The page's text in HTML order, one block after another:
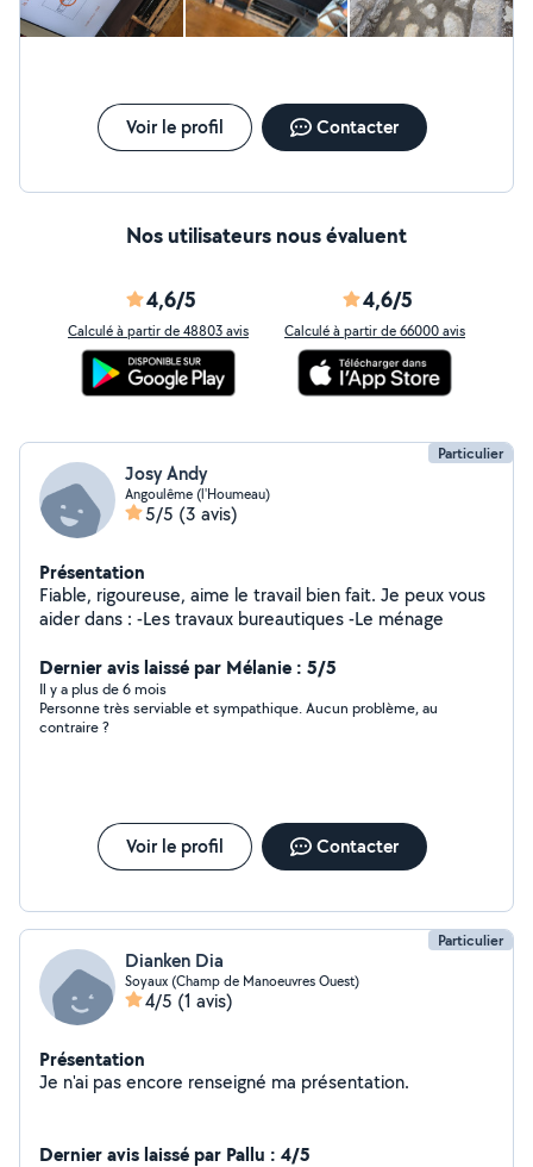
Voir le profil Contacter
Nos utilisateurs nous évaluent
4,6/5
Calculé à partir de 48803 avis
4,6/5
Calculé à partir de 66000 avis
Particulier
Josy Andy
Angoulême (l'Houmeau)
5/5 (3 avis)
Présentation
Fiable, rigoureuse, aime le travail bien fait. Je peux vous
aider dans : -Les travaux bureautiques -Le ménage
Dernier avis laissé par Mélanie : 5/5
Il y a plus de 6 mois
Personne très serviable et sympathique. Aucun problème, au
contraire ?
Voir le profil Contacter
Particulier
Dianken Dia
Soyaux (Champ de Manoeuvres Ouest)
4/5 (1 avis)
Présentation
Je n'ai pas encore renseigné ma présentation.
Dernier avis laissé par Pallu : 4/5